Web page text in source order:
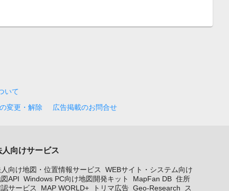
いて
変更・解除
広告掲載のお問合せ
人向けサービス
向け地図・位置情報サービス
WEBサイト・システム向け
API Windows PC向け地図開発キット MapFan DB 住所
サービス
MAP WORLD+ トリマ広告 Geo-Research ス